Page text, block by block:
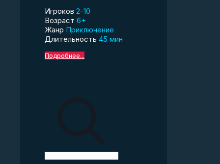
Игроков 2-10
Возраст 6+
Жанр Приключение
Длительность 45 мин
Подробнее...